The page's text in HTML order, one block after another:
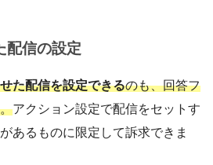
配信の設定
た配信を設定できるのも、回答フ
アクション設定で配信をセットす
あるものに限定して訴求できま